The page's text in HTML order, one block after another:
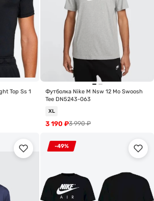
Top Ss 1
Футболка Nike M Nsw 12 Mo Swoosh
Tee DN5243-063
XL
3 990₽
3 190 ₽
-49%